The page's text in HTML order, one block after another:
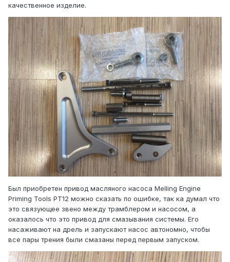
качественное изделие.
Был приобретен привод масляного насоса Melling Engine
Priming Tools PT12 можно сказать по ошибке, так ка думал что
это связующее звено между трамблером и насосом, а
оказалось что это привод для смазывания системы. Его
насаживают на дрель и запускают насос автономно, чтобы
все пары трения были смазаны перед первым запуском.